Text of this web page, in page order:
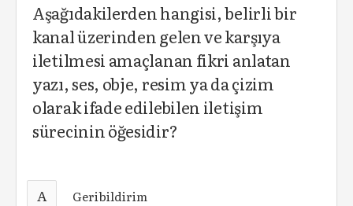
Aşağıdakilerden hangisi, belirli bir
kanal üzerinden gelen ve karşıya
iletilmesi amaçlanan fikri anlatan
yazı, ses, obje, resim ya da çizim
olarak ifade edilebilen iletişim
sürecinin öğesidir?
A Geribildirim